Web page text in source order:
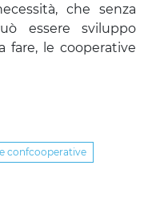
che senza
essere sviluppo
fare, le cooperative
confcooperative